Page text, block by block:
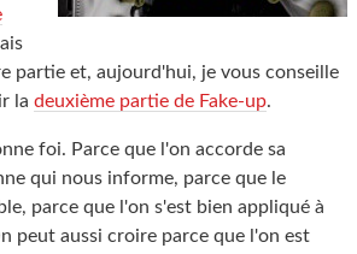
partie et, aujourd'hui, je vous conseille
la deuxième partie de Fake-up.
foi. Parce que l'on accorde sa
qui nous informe, parce que le
parce que l'on s'est bien appliqué à
peut aussi croire parce que l'on est